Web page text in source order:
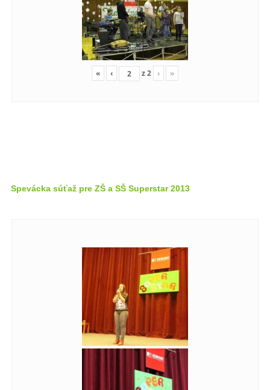
« ‹ z2 › »
Spevácka súťaž pre ZŠ a SŠ Superstar 2013